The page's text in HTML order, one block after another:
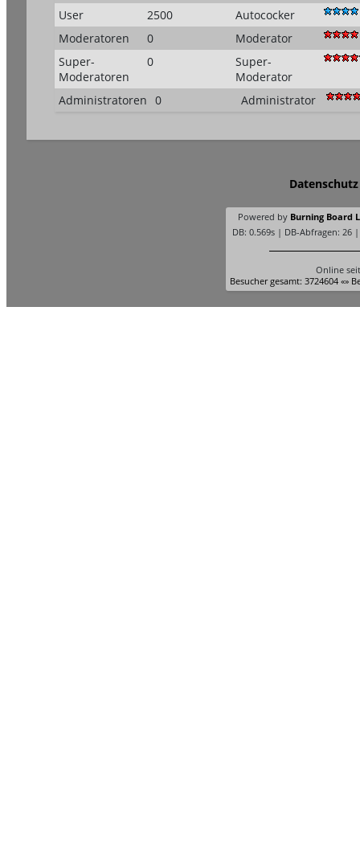
User
2500
Autococker
Moderatoren
0
Moderator
Super-
Moderatoren
0
Super-
Moderator
Administratoren 0 Administrator
Datenschutz
Powered by Burning Board
DB: 0.569s | DB-Abfragen: 26
Online
Besucher gesamt: 3724604 «»